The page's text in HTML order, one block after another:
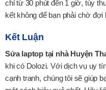
chỉ từ 30 phút đến 1 giờ, tùy
kết không để bạn phải chờ đợi
Kết Luận
Sửa laptop tại nhà Huyện
khi có Dolozi. Với dịch vụ uy
cạnh tranh, chúng tôi sẽ giúp